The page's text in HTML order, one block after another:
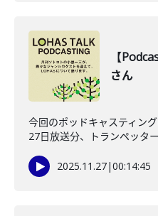
【
さん
今回のポッドキャスティン
27日放送分、トランペッタ
2025.11.27|00:14:45